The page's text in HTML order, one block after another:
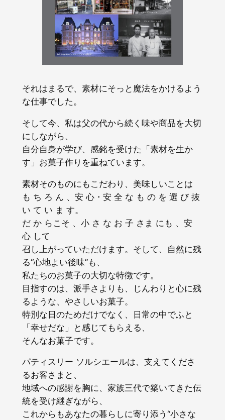
それはまるで、素材にそっと魔法をかけるよう
な仕事でした。
そして今、私は父の代から続く味や商品を大切
にしながら、
自分自身が学び、感銘を受けた「素材を生か
す」お菓子作りを重ねています。
素材そのものにもこだわり、美味しいことは
も ち ろ ん 、安 心・安 全 な も の を 選 び 抜
い て い ま す。
だ か らこそ 、小 さ な お 子 さま にも 、安
心 して
召し上がっていただけます。そして、自然に残
る“心地よい後味”も、
私たちのお菓子の大切な特徴です。
目指すのは、派手さよりも、じんわりと心に残
るような、やさしいお菓子。
特別な日のためだけでなく、日常の中でふと
「幸せだな」と感じてもらえる、
そんなお菓子です。
パティスリー ソルシエールは、支えてくださ
るお客さまと、
地域への感謝を胸に、家族三代で築いてきた伝
統を受け継ぎながら、
これからもあなたの暮らしに寄り添う“小さな